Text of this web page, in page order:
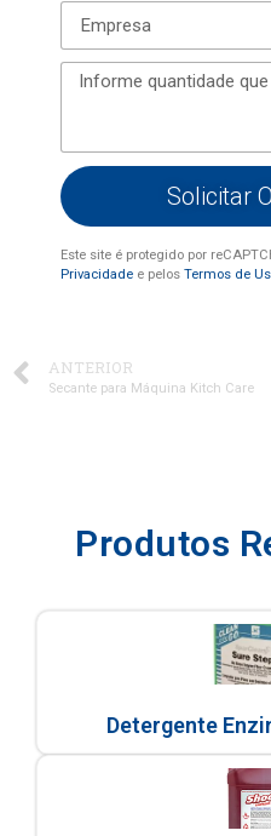
Solicitar
Este site é protegido por
Privacidade e pelos Termos de
ANTERIOR
Secante para Máquina Kitch Care
Produtos
Detergente